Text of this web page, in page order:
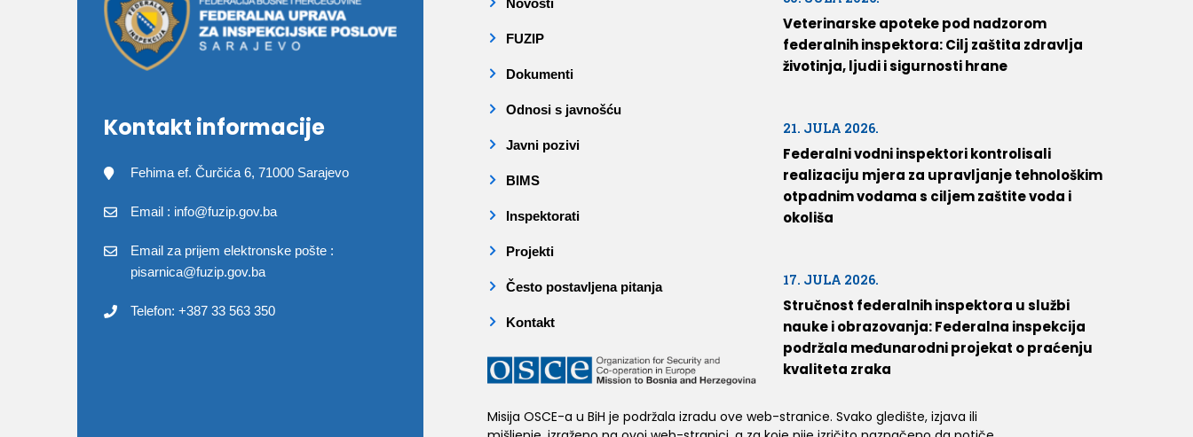
Kontakt informacije
Fehima ef. Čurčića 6, 71000 Sarajevo
Email : info@fuzip.gov.ba
Email za prijem elektronske pošte :
pisarnica@fuzip.gov.ba
Telefon: +387 33 563 350
Novosti
FUZIP
Dokumenti
Odnosi s javnošću
Javni pozivi
BIMS
Inspektorati
Projekti
Često postavljena pitanja
Kontakt
Misija OSCE-a u BiH je podržala izradu ove web-stranice. Svako gledište, izjava ili
Veterinarske apoteke pod nadzorom
federalnih inspektora: Cilj zaštita zdravlja
životinja, ljudi i sigurnosti hrane
21. JULA 2026.
Federalni vodni inspektori kontrolisali
realizaciju mjera za upravljanje tehnološkim
otpadnim vodama s ciljem zaštite voda i
okoliša
17. JULA 2026.
Stručnost federalnih inspektora u službi
nauke i obrazovanja: Federalna inspekcija
podržala međunarodni projekat o praćenju
kvaliteta zraka